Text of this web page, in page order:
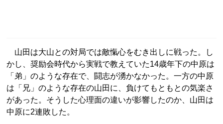
山田は大山との対局では敵愾心をむき出しに戦った。し
かし、奨励会時代から実戦で教えていた14歳年下の中原は
「弟」のような存在で、闘志が湧かなかった。一方の中原
は「兄」のような存在の山田に、負けてもともとの気楽さ
があった。そうした心理面の違いが影響したのか、山田は
中原に2連敗した。